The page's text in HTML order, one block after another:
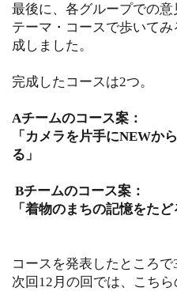
最後に、各グループでの
テーマ・コースで歩いて
成しました。
完成したコースは2つ。
Aチームのコース案：
「カメラを片手にNEWか
る」
Bチームのコース案：
「着物のまちの記憶をたど
コースを発表したところで
次回12月の回では、こち